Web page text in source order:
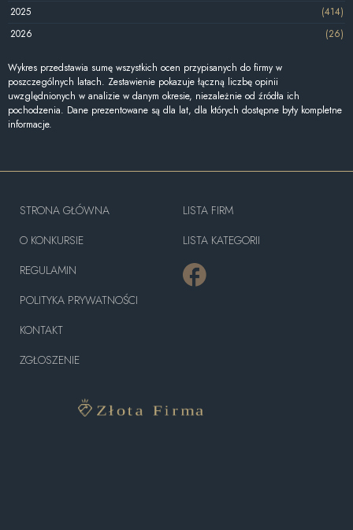
2025
(414)
2026
(26)
Wykres przedstawia sumę wszystkich ocen przypisanych do firmy w
poszczególnych latach. Zestawienie pokazuje łączną liczbę opinii
uwzględnionych w analizie w danym okresie, niezależnie od źródła ich
pochodzenia. Dane prezentowane są dla lat, dla których dostępne były kompletne
informacje.
STRONA GŁÓWNA
O KONKURSIE
REGULAMIN
POLITYKA PRYWATNOŚCI
KONTAKT
ZGŁOSZENIE
LISTA FIRM
LISTA KATEGORII